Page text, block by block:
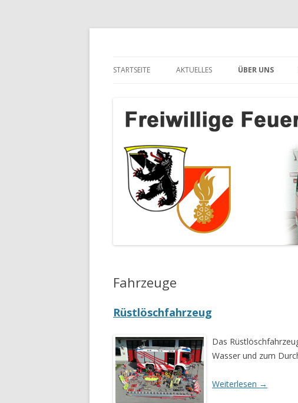
STARTSEITE AKTUELLES ÜBER UNS
AT
Fahrzeuge
Rüstlöschfahrzeug
Das
Wasser und zum
Weiterlesen →